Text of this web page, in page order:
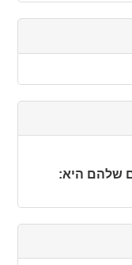
שלהם היא: